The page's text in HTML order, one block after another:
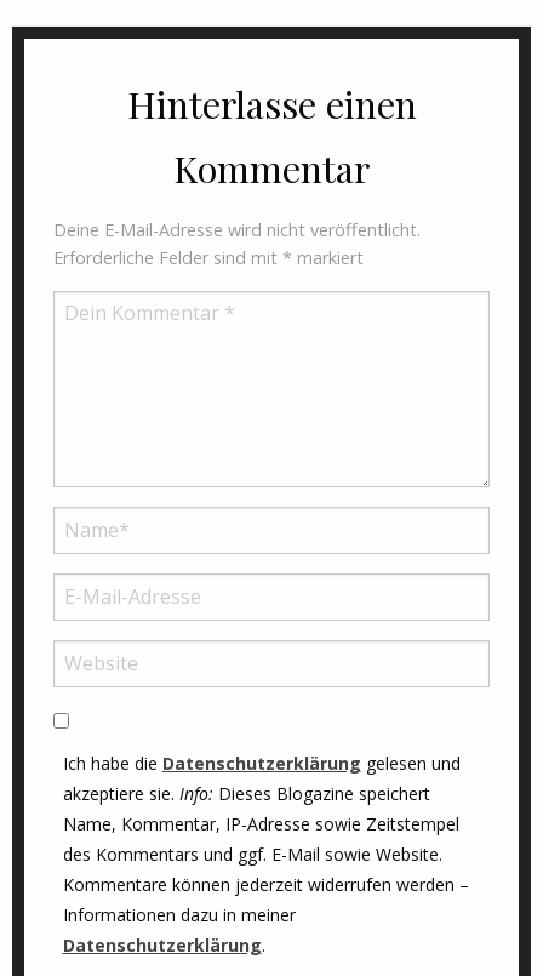
Hinterlasse einen
Kommentar
Deine E-Mail-Adresse wird nicht veröffentlicht.
Erforderliche Felder sind mit * markiert
Ich habe die Datenschutzerklärung gelesen und
akzeptiere sie. Info: Dieses Blogazine speichert
Name, Kommentar, IP-Adresse sowie Zeitstempel
des Kommentars und ggf. E-Mail sowie Website.
Kommentare können jederzeit widerrufen werden –
Informationen dazu in meiner
Datenschutzerklärung.